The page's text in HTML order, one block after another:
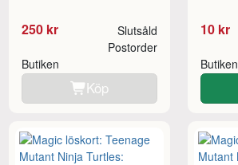
250 kr Slutsåld
Butiken
Postorder
Köp
10 kr
Butiken